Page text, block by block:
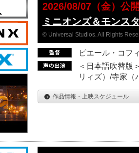
2026/08/07（金）公
ミニオンズ＆モンス
© Universal Studios. All Rights
ピエール・コフ
＜日本語吹替版
リィズ）/寺家（
作品情報・上映スケジュール